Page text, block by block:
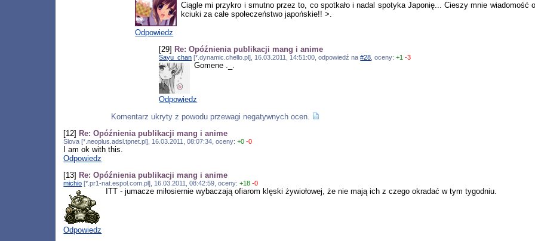
Ciągle mi przykro i smutno przez to, co spotkało i nadal spotyka Japonię... Cieszy mnie
kciuki za całe społeczeństwo japońskie!! >.
Odpowiedz
[29] Re: Opóźnienia publikacji mang i anime
Sayu_chan [*.dynamic.chello.pl], 16.03.2011, 14:51:00, odpowiedź na#28 , oceny:+1 -3
Gomene ._.
Odpowiedz
Komentarz ukryty z powodu przewagi negatywnych ocen.
[12] Re: Opóźnienia publikacji mang i anime
Slova [*.neoplus.adsl.tpnet.pl], 16.03.2011, 08:07:34, oceny:+0 -0
I am ok with this.
Odpowiedz
[13] Re: Opóźnienia publikacji mang i anime
michio [*.pr1-nat.espol.com.pl], 16.03.2011, 08:42:59, oceny:+18 -0
ITT - jumacze miłosiernie wybaczają ofiarom klęski żywiołowej, że nie mają ich z czego okradać w tym tygodniu.
Odpowiedz